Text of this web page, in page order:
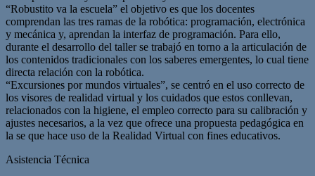
“Robustito va la escuela” el objetivo es que los docentes
comprendan las tres ramas de la robótica: programación, electrónica
y mecánica y, aprendan la interfaz de programación. Para ello,
durante el desarrollo del taller se trabajó en torno a la articulación de
los contenidos tradicionales con los saberes emergentes, lo cual tiene
directa relación con la robótica.
“Excursiones por mundos virtuales”, se centró en el uso correcto de
los visores de realidad virtual y los cuidados que estos conllevan,
relacionados con la higiene, el empleo correcto para su calibración y
ajustes necesarios, a la vez que ofrece una propuesta pedagógica en
la se que hace uso de la Realidad Virtual con fines educativos.
Asistencia Técnica